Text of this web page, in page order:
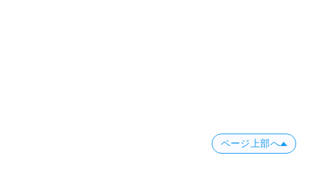
ページ上部へ